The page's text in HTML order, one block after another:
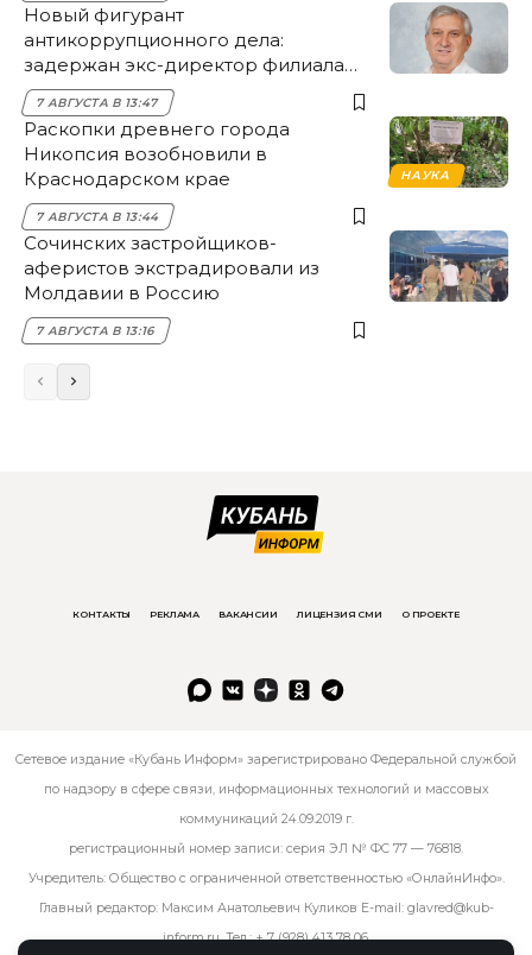
Новый фигурант
антикоррупционного дела:
задержан экс-директор филиала
НЭСК Крымска
7 АВГУСТА В 13:47
НАУКА
Раскопки древнего города
Никопсия возобновили в
Краснодарском крае
7 АВГУСТА В 13:44
Сочинских застройщиков-
аферистов экстрадировали из
Молдавии в Россию
7 АВГУСТА В 13:16
КОНТАКТЫ РЕКЛАМА ВАКАНСИИ ЛИЦЕНЗИЯ СМИ О ПРОЕКТЕ
Сетевое издание «Кубань Информ» зарегистрировано Федеральной службой
по надзору в сфере связи, информационных технологий и массовых
коммуникаций 24.09.2019 г.
регистрационный номер записи: серия ЭЛ № ФС 77 — 76818.
Учредитель: Общество с ограниченной ответственностью «ОнлайнИнфо».
Главный редактор: Максим Анатольевич Куликов E-mail: glavred@kub-
inform.ru. Тел.:+ 7 (928) 413 78 06.